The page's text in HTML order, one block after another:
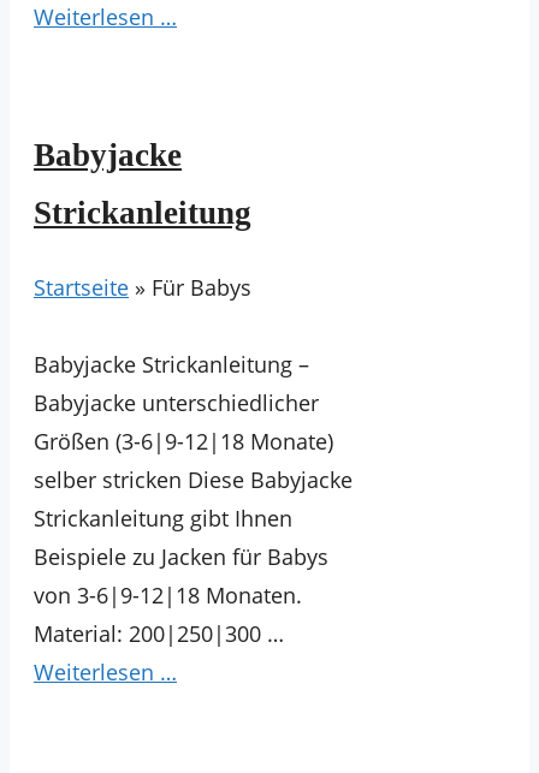
Weiterlesen …
Babyjacke
Strickanleitung
Startseite » Für Babys
Babyjacke Strickanleitung –
Babyjacke unterschiedlicher
Größen (3-6|9-12|18 Monate)
selber stricken Diese Babyjacke
Strickanleitung gibt Ihnen
Beispiele zu Jacken für Babys
von 3-6|9-12|18 Monaten.
Material: 200|250|300 …
Weiterlesen …